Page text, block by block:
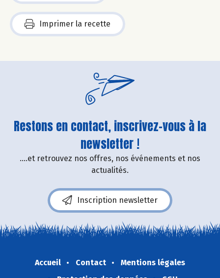
Imprimer la recette
Restons en contact, inscrivez-vous à la
newsletter !
....et retrouvez nos offres, nos événements et nos
actualités.
Inscription newsletter
Accueil Contact
Mentions légales